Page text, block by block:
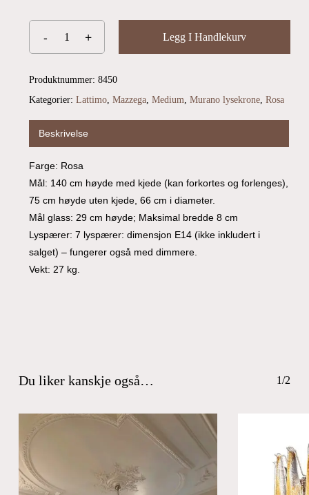
Du har ingen produkter i handlekurven.
Go To Shop
Legg I Handlekurv
Produktnummer: 8450
Kategorier: Lattimo, Mazzega, Medium, Murano lysekrone, Rosa
Beskrivelse
Farge: Rosa
Mål: 140 cm høyde med kjede (kan forkortes og forlenges),
75 cm høyde uten kjede, 66 cm i diameter.
Mål glass: 29 cm høyde; Maksimal bredde 8 cm
Lyspærer: 7 lyspærer: dimensjon E14 (ikke inkludert i
salget) – fungerer også med dimmere.
Vekt: 27 kg.
Du liker kanskje også… 1/2